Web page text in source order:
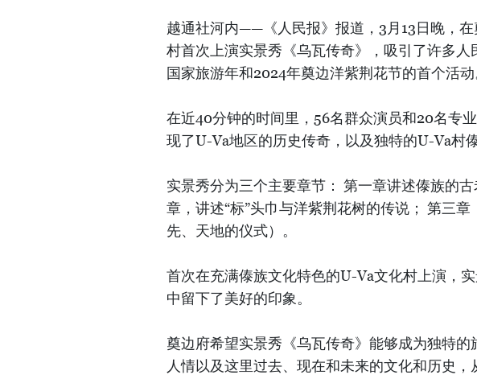
越通社河内——《人民报》报道，3月13日晚，在
村首次上演实景秀《乌瓦传奇》，吸引了许多
国家旅游年和2024年奠边洋紫荆花节的首个活动
在近40分钟的时间里，56名群众演员和20名专
现了U-Va地区的历史传奇，以及独特的U-Va村
实景秀分为三个主要章节： 第一章讲述傣族的
章，讲述“标”头巾与洋紫荆花树的传说； 第三
先、天地的仪式）。
首次在充满傣族文化特色的U-Va文化村上演，
中留下了美好的印象。
奠边府希望实景秀《乌瓦传奇》能够成为独特
人情以及这里过去、现在和未来的文化和历史